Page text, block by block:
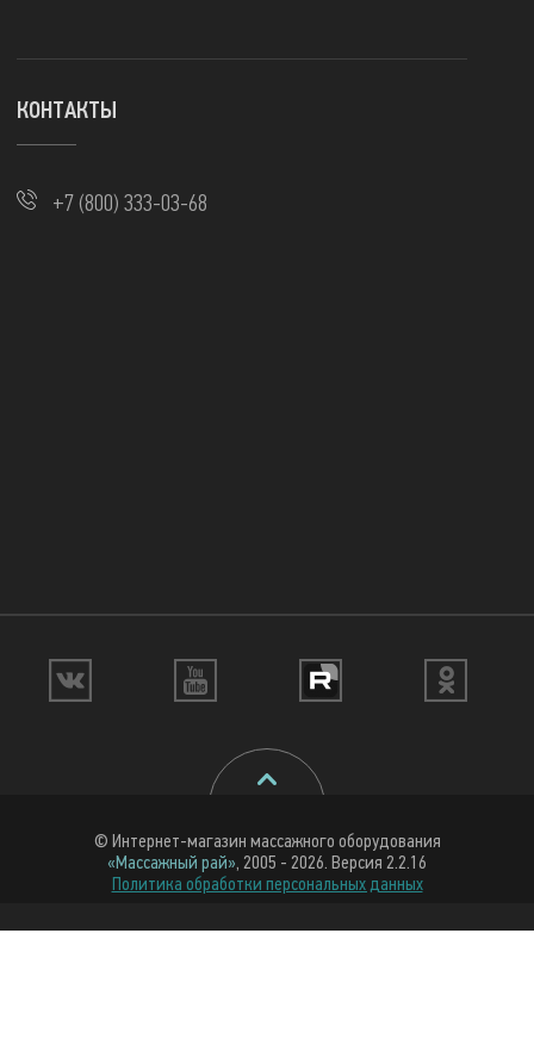
КОНТАКТЫ
+7 (800) 333-03-68
© Интернет-магазин массажного оборудования
«Массажный рай», 2005 - 2026. Версия 2.2.16
Политика обработки персональных данных